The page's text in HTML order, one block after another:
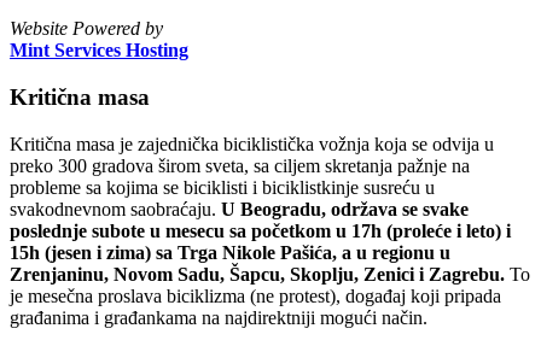
Website Powered by
Mint Services Hosting
Kritična masa
Kritična masa je zajednička biciklistička vožnja koja se odvija u
preko 300 gradova širom sveta, sa ciljem skretanja pažnje na
probleme sa kojima se biciklisti i biciklistkinje susreću u
svakodnevnom saobraćaju. U Beogradu, održava se svake
poslednje subote u mesecu sa početkom u 17h (proleće i leto) i
15h (jesen i zima) sa Trga Nikole Pašića, a u regionu u
Zrenjaninu, Novom Sadu, Šapcu, Skoplju, Zenici i Zagrebu. To
je mesečna proslava biciklizma (ne protest), događaj koji pripada
građanima i građankama na najdirektniji mogući način.